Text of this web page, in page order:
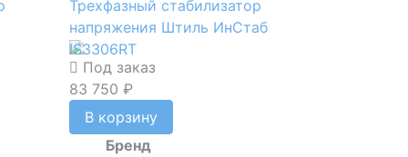
Трехфазный стабилизатор
напряжения Штиль ИнСтаб
IS3306RT
Под заказ
83 750 ₽
В корзину
Бренд